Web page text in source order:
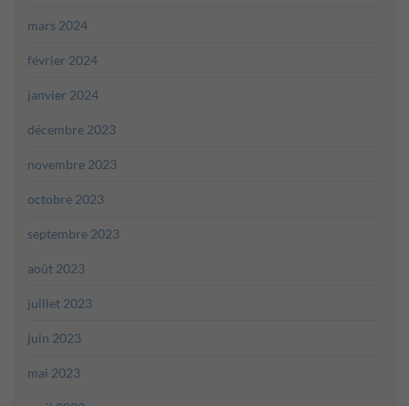
mars 2024
février 2024
janvier 2024
décembre 2023
novembre 2023
octobre 2023
septembre 2023
août 2023
juillet 2023
juin 2023
mai 2023